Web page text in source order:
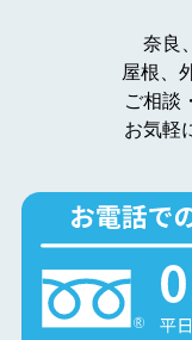
奈良
屋根、
ご相談
お気軽